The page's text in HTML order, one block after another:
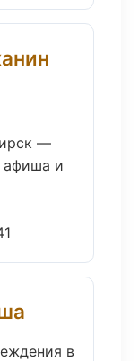
—
афиша и
в